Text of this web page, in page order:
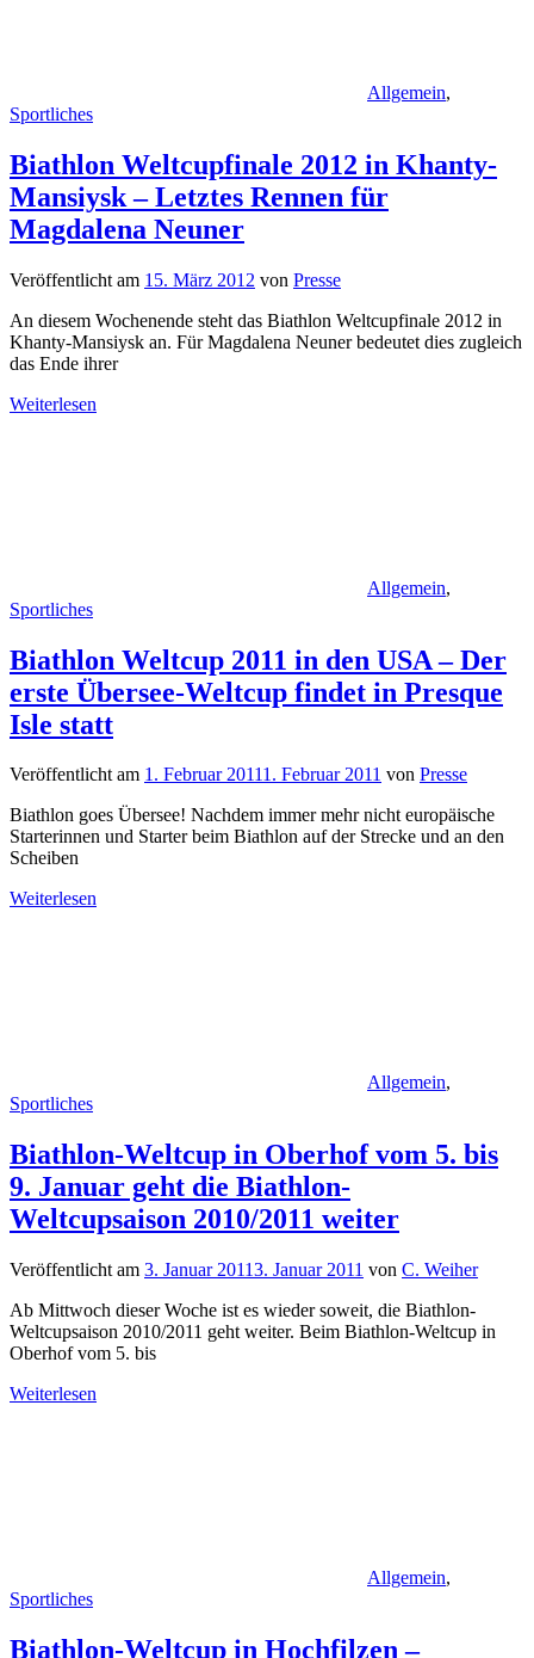
Allgemein,
Sportliches
Biathlon Weltcupfinale 2012 in Khanty-
Mansiysk – Letztes Rennen für
Magdalena Neuner
Veröffentlicht am 15. März 2012 von Presse
An diesem Wochenende steht das Biathlon Weltcupfinale 2012 in
Khanty-Mansiysk an. Für Magdalena Neuner bedeutet dies zugleich
das Ende ihrer
Weiterlesen
Allgemein,
Sportliches
Biathlon Weltcup 2011 in den USA – Der
erste Übersee-Weltcup findet in Presque
Isle statt
Veröffentlicht am 1. Februar 20111. Februar 2011 von Presse
Biathlon goes Übersee! Nachdem immer mehr nicht europäische
Starterinnen und Starter beim Biathlon auf der Strecke und an den
Scheiben
Weiterlesen
Allgemein,
Sportliches
Biathlon-Weltcup in Oberhof vom 5. bis
9. Januar geht die Biathlon-
Weltcupsaison 2010/2011 weiter
Veröffentlicht am 3. Januar 20113. Januar 2011 von C. Weiher
Ab Mittwoch dieser Woche ist es wieder soweit, die Biathlon-
Weltcupsaison 2010/2011 geht weiter. Beim Biathlon-Weltcup in
Oberhof vom 5. bis
Weiterlesen
Allgemein,
Sportliches
Biathlon-Weltcup in Hochfilzen –